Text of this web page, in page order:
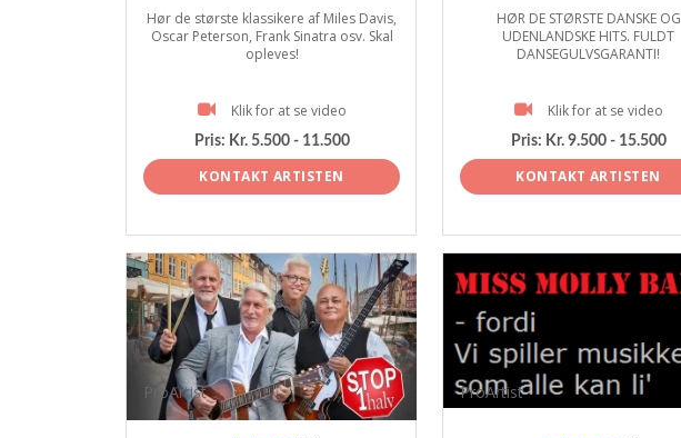
Hør de største klassikere af Miles Davis,
Oscar Peterson, Frank Sinatra osv. Skal
opleves!
Klik for at se video
Pris: Kr. 5.500 - 11.500
KONTAKT ARTISTEN
HØR DE STØRSTE DANSKE OG
UDENLANDSKE HITS. FULDT
DANSEGULVSGARANTI!
Klik for at se video
Pris: Kr. 9.500 - 15.500
KONTAKT ARTISTEN
ProArtist ProArtist